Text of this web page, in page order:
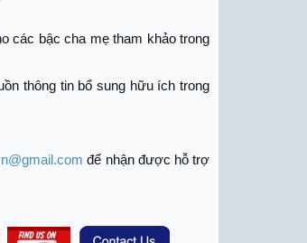
các bậc cha mẹ tham khảo trong
thông tin bổ sung hữu ích trong
để nhận được hỗ trợ